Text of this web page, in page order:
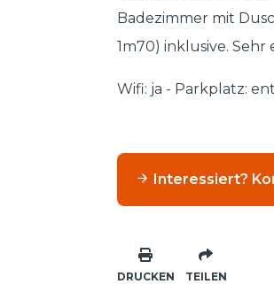
Badezimmer mit
1m70) inklusive.
Wifi: ja - Parkplatz:
Interessiert?
DRUCKEN TEILEN